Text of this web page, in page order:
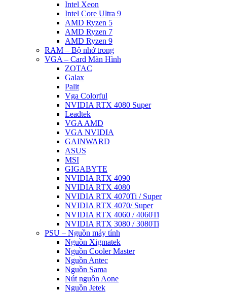
Intel Xeon
Intel Core Ultra 9
AMD Ryzen 5
AMD Ryzen 7
AMD Ryzen 9
RAM – Bộ nhớ trong
VGA – Card Màn Hình
ZOTAC
Galax
Palit
Vga Colorful
NVIDIA RTX 4080 Super
Leadtek
VGA AMD
VGA NVIDIA
GAINWARD
ASUS
MSI
GIGABYTE
NVIDIA RTX 4090
NVIDIA RTX 4080
NVIDIA RTX 4070Ti / Super
NVIDIA RTX 4070/ Super
NVIDIA RTX 4060 / 4060Ti
NVIDIA RTX 3080 / 3080Ti
PSU – Nguồn máy tính
Nguồn Xigmatek
Nguồn Cooler Master
Nguồn Antec
Nguồn Sama
Nút nguồn Aone
Nguồn Jetek